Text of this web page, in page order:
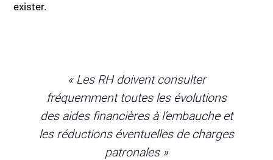
exister.
« Les RH doivent consulter
fréquemment toutes les évolutions
des aides financières à l’embauche et
les réductions éventuelles de charges
patronales »